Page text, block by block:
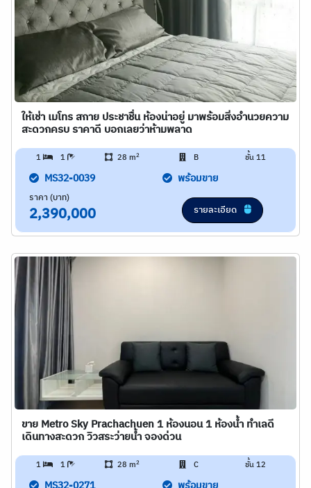
ให้เช่า เมโทร สกาย ประชาชื่น ห้องน่าอยู่ มาพร้อมสิ่งอำนวยความ
สะดวกครบ ราคาดี บอกเลยว่าห้ามพลาด
1 1 28 m2 B ชั้น 11
MS32-0039 พร้อมขาย
ราคา (บาท)
2,390,000 รายละเอียด
ขาย Metro Sky Prachachuen 1 ห้องนอน 1 ห้องน้ำ ทำเลดี
เดินทางสะดวก วิวสระว่ายน้ำ จองด่วน
1 1 28 m2 C ชั้น 12